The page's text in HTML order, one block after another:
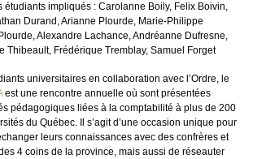
étudiants impliqués : Carolanne Boily, Felix Boivin,
Durand, Arianne Plourde, Marie-Philippe
Alexandre Lachance, Andréanne Dufresne,
Thibeault, Frédérique Tremblay, Samuel Forget
universitaires en collaboration avec l’Ordre, le
est une rencontre annuelle où sont présentées
pédagogiques liées à la comptabilité à plus de 200
du Québec. Il s’agit d’une occasion unique pour
leurs connaissances avec des confrères et
4 coins de la province, mais aussi de réseauter